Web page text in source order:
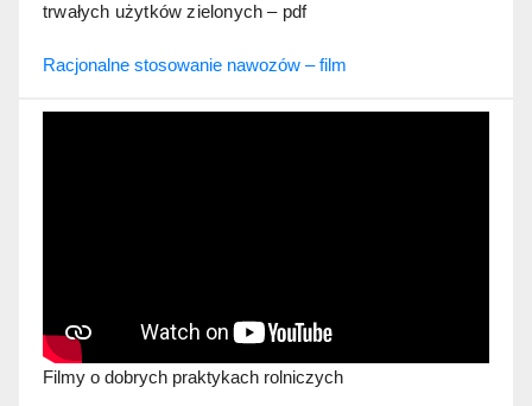
trwałych użytków zielonych – pdf
Racjonalne stosowanie nawozów – film
Filmy o dobrych praktykach rolniczych